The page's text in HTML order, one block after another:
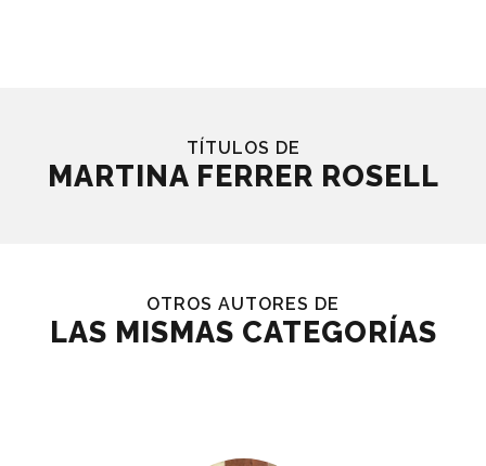
TÍTULOS DE
MARTINA FERRER ROSELL
OTROS AUTORES DE
LAS MISMAS CATEGORÍAS